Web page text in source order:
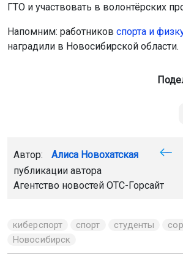
ГТО и участвовать в волонтёрских
Напомним: работников спорта и
наградили в Новосибирской области.
Автор: Алиса Новохатская
публикации автора
Агентство новостей ОТС-Горсайт
киберспорт спорт студенты
Новосибирск